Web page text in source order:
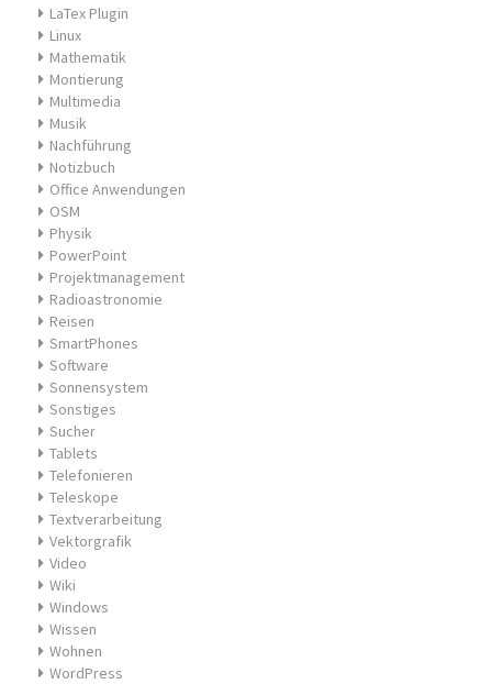
LaTex Plugin
Linux
Mathematik
Montierung
Multimedia
Musik
Nachführung
Notizbuch
Office Anwendungen
OSM
Physik
PowerPoint
Projektmanagement
Radioastronomie
Reisen
SmartPhones
Software
Sonnensystem
Sonstiges
Sucher
Tablets
Telefonieren
Teleskope
Textverarbeitung
Vektorgrafik
Video
Wiki
Windows
Wissen
Wohnen
WordPress